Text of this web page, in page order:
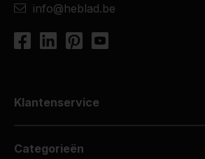
info@heblad.be
Klantenservice
Categorieën